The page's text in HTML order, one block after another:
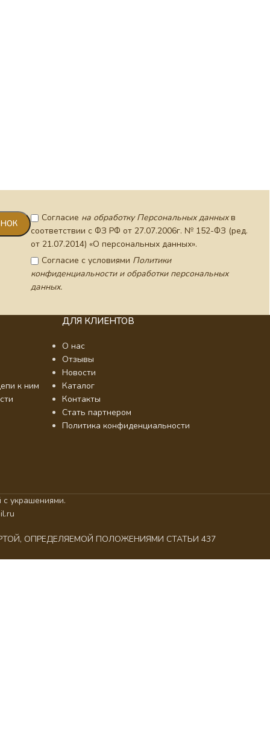
Согласие на обработку Персональных данныхв
соответствии с ФЗ РФ от 27.07.2006г. № 152-ФЗ (ред.
от 21.07.2014) «О персональных данных».
Согласие с условиями Политики
конфиденциальности и обработки персональных
данных.
к ним
ДЛЯ КЛИЕНТОВ
О нас
Отзывы
Новости
Каталог
Контакты
Стать партнером
Политика конфиденциальности
украшениями.
ОПРЕДЕЛЯЕМОЙ ПОЛОЖЕНИЯМИ СТАТЬИ 437